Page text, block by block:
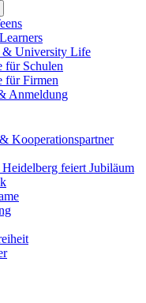
& University Life
für Schulen
für Firmen
Anmeldung
Kooperationspartner
feiert Jubiläum